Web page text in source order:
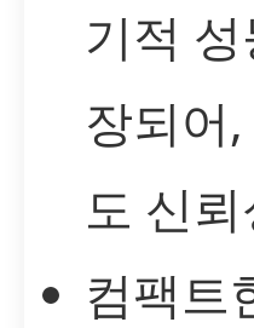
기적
장되어
도 신
컴팩트